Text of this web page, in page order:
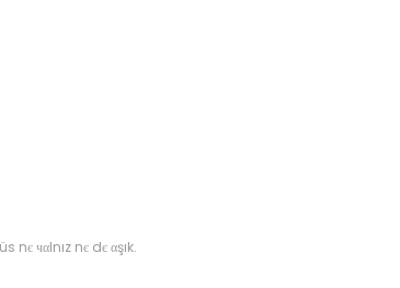
nє чαlnız nє dє αşık.